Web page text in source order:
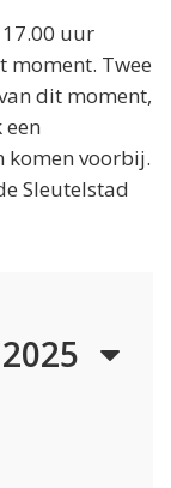
uur
moment. Twee
dit moment,
komen voorbij.
Sleutelstad